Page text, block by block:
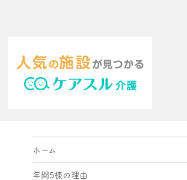
ホーム
年間5棟の理由